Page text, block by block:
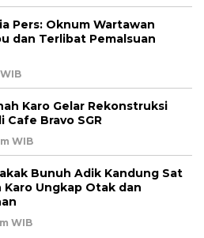
Pers: Oknum Wartawan
dan Terlibat Pemalsuan
Karo Gelar Rekonstruksi
Cafe Bravo SGR
WIB
Bunuh Adik Kandung Sat
Karo Ungkap Otak dan
WIB